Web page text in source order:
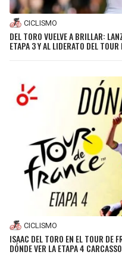
CICLISMO
DEL TORO VUELVE A BRILLAR:
ETAPA 3 Y AL LIDERATO DEL
CICLISMO
ISAAC DEL TORO EN EL TOUR DE
DÓNDE VER LA ETAPA 4